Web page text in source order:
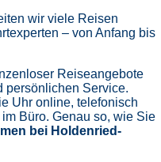
wir viele Reisen
– von Anfang bis
Reiseangebote
persönlichen Service.
Uhr online, telefonisch
Büro. Genau so, wie Sie
bei Holdenried-